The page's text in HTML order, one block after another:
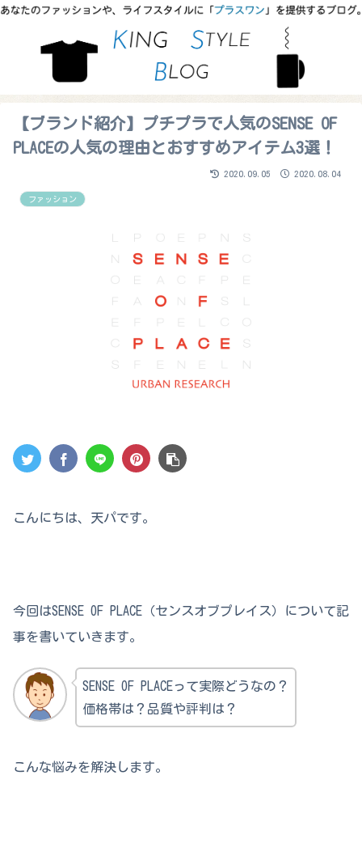
【ブランド紹介】プチプラで人気のSENSE OF
PLACEの人気の理由とおすすめアイテム3選！
2020.09.05 2020.08.04
ファッション
こんにちは、天パです。
今回はSENSE OF PLACE（センスオブプレイス）について記
事を書いていきます。
SENSE OF PLACEって実際どうなの？
価格帯は？品質や評判は？
こんな悩みを解決します。